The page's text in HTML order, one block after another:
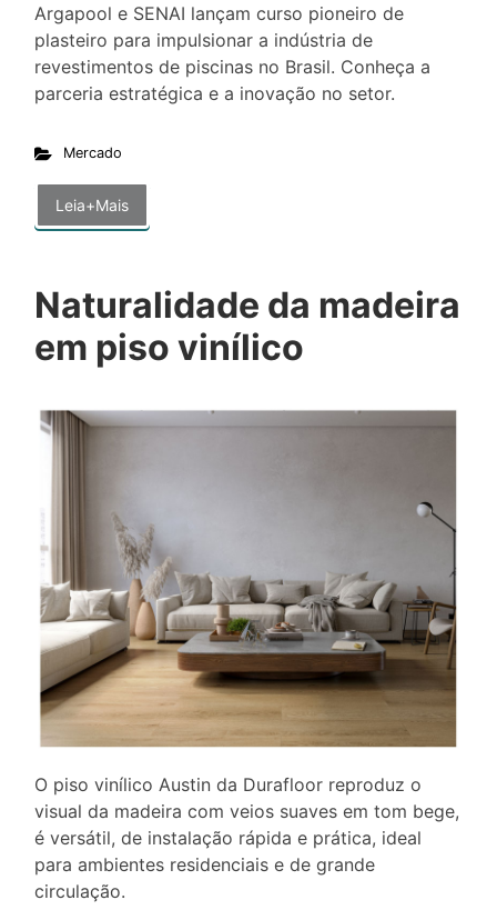
Argapool e SENAI lançam curso pioneiro de
plasteiro para impulsionar a indústria de
revestimentos de piscinas no Brasil. Conheça a
parceria estratégica e a inovação no setor.
Mercado
Leia+Mais
Naturalidade da madeira
em piso vinílico
O piso vinílico Austin da Durafloor reproduz o
visual da madeira com veios suaves em tom bege,
é versátil, de instalação rápida e prática, ideal
para ambientes residenciais e de grande
circulação.